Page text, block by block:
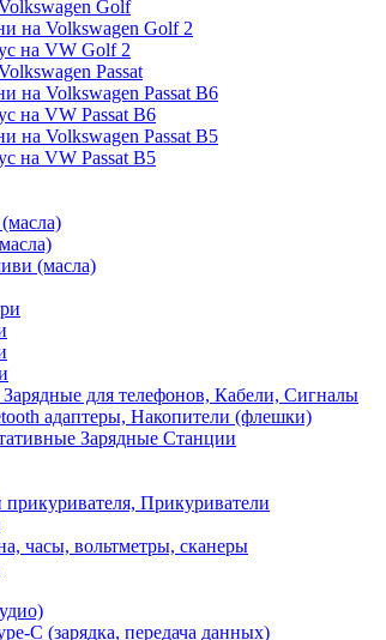
Golf
на Volkswagen Golf 2
на VW Golf 2
Passat
на Volkswagen Passat B6
на VW Passat B6
на Volkswagen Passat B5
на VW Passat B5
(масла)
для телефонов, Кабели, Сигналы
адаптеры, Накопители (флешки)
Зарядные Станции
Прикуриватели
часы, вольтметры, сканеры
C (зарядка, передача данных)